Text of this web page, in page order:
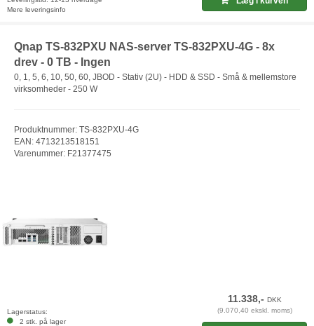
Mere leveringsinfo
Qnap TS-832PXU NAS-server TS-832PXU-4G - 8x
drev - 0 TB - Ingen
0, 1, 5, 6, 10, 50, 60, JBOD - Stativ (2U) - HDD & SSD - Små & mellemstore
virksomheder - 250 W
Produktnummer: TS-832PXU-4G
EAN: 4713213518151
Varenummer: F21377475
Lagerstatus:
2 stk. på lager
11.338,- DKK
(9.070,40 ekskl. moms)